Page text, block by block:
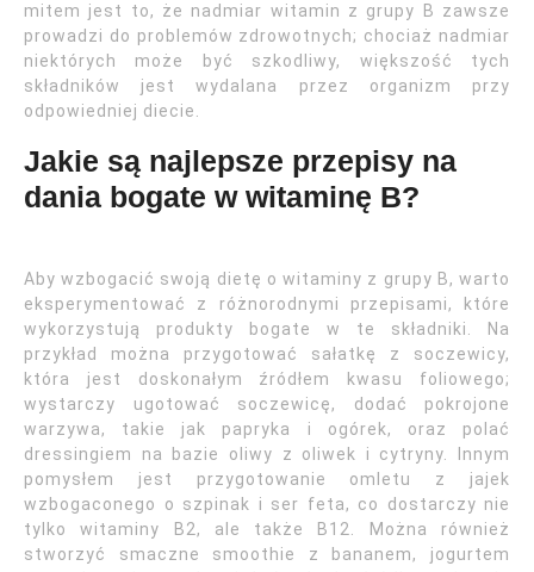
mitem jest to, że nadmiar witamin z grupy B zawsze
prowadzi do problemów zdrowotnych; chociaż nadmiar
niektórych może być szkodliwy, większość tych
składników jest wydalana przez organizm przy
odpowiedniej diecie.
Jakie są najlepsze przepisy na
dania bogate w witaminę B?
Aby wzbogacić swoją dietę o witaminy z grupy B, warto
eksperymentować z różnorodnymi przepisami, które
wykorzystują produkty bogate w te składniki. Na
przykład można przygotować sałatkę z soczewicy,
która jest doskonałym źródłem kwasu foliowego;
wystarczy ugotować soczewicę, dodać pokrojone
warzywa, takie jak papryka i ogórek, oraz polać
dressingiem na bazie oliwy z oliwek i cytryny. Innym
pomysłem jest przygotowanie omletu z jajek
wzbogaconego o szpinak i ser feta, co dostarczy nie
tylko witaminy B2, ale także B12. Można również
stworzyć smaczne smoothie z bananem, jogurtem